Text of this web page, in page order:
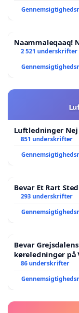
Naammaleqaaq!
2 521 underskrifter
Luftledninger Nej
851 underskrifter
Bevar Et Rart
293 underskrifter
Bevar
køreledninger på
86 underskrifter